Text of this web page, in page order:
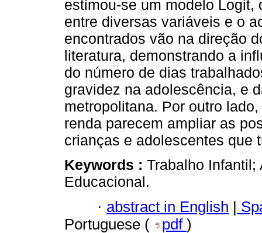
estimou-se um modelo
entre diversas variáveis e o
encontrados vão na direção
literatura, demonstrando a
do número de dias
gravidez na adolescência, e
metropolitana. Por outro
renda parecem ampliar as
crianças e adolescentes que
Keywords : Trabalho
Educacional.
· abstract in English |
Portuguese (
pdf )